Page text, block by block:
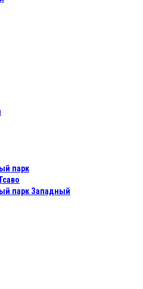
парк
парк Западный